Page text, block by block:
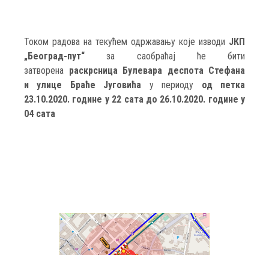
Током радова на текућем одржавању које изводи ЈКП
„Београд-пут“ за саобраћај ће бити
затворена раскрсница Булевара деспота Стефана
и улице Браће Југовића
у периоду од петка
23.10.2020. године у 22 сатa до 26.10.2020. године у
04 сата